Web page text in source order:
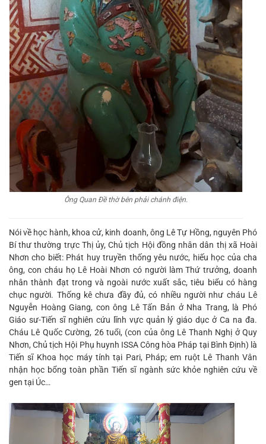
Ông Quan Đề thờ bên phải chánh điện.
Nói về học hành, khoa cử, kinh doanh, ông Lê Tự Hồng, nguyên Phó
Bí thư thường trực Thị ủy, Chủ tịch Hội đồng nhân dân thị xã Hoài
Nhơn cho biết: Phát huy truyền thống yêu nước, hiếu học của cha
ông, con cháu họ Lê Hoài Nhơn có người làm Thứ trưởng, doanh
nhân thành đạt trong và ngoài nước xuất sắc, tiêu biểu có hàng
chục người. Thống kê chưa đầy đủ, có nhiều người như cháu Lê
Nguyễn Hoàng Giang, con ông Lê Tấn Bản ở Nha Trang, là Phó
Giáo sư-Tiến sĩ nghiên cứu lĩnh vực quản lý giáo dục ở Ca na đa.
Cháu Lê Quốc Cường, 26 tuổi, (con của ông Lê Thanh Nghị ở Quy
Nhơn, Chủ tịch Hội Phụ huynh ISSA Công hòa Pháp tại Bình Định) là
Tiến sĩ Khoa học máy tính tại Pari, Pháp; em ruột Lê Thanh Vân
nhận học bổng toàn phần Tiến sĩ ngành sức khỏe nghiên cứu về
gen tại Úc…